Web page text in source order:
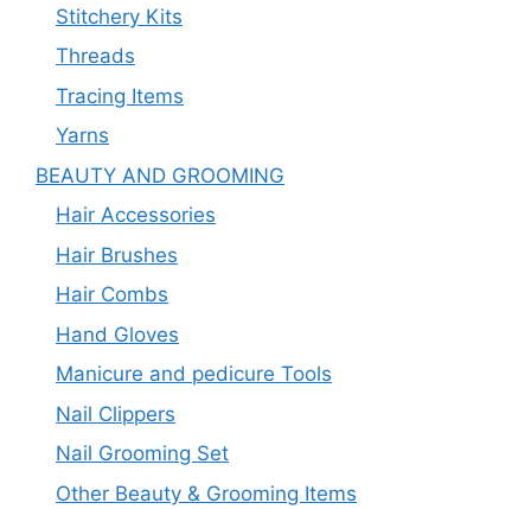
Stitchery Kits
Threads
Tracing Items
Yarns
BEAUTY AND GROOMING
Hair Accessories
Hair Brushes
Hair Combs
Hand Gloves
Manicure and pedicure Tools
Nail Clippers
Nail Grooming Set
Other Beauty & Grooming Items